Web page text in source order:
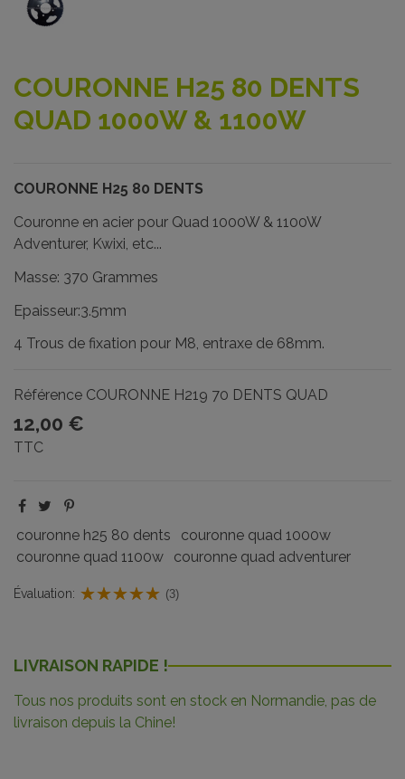
COURONNE H25 80 DENTS
QUAD 1000W & 1100W
COURONNE H25 80 DENTS
Couronne en acier pour Quad 1000W & 1100W
Adventurer, Kwixi, etc...
Masse: 370 Grammes
Epaisseur:3.5mm
4 Trous de fixation pour M8, entraxe de 68mm.
Référence COURONNE H219 70 DENTS QUAD
12,00 €
TTC
couronne h25 80 dents
couronne quad 1000w
couronne quad 1100w
couronne quad adventurer
Évaluation: (3)
LIVRAISON RAPIDE !
Tous nos produits sont en stock en Normandie, pas de
livraison depuis la Chine!